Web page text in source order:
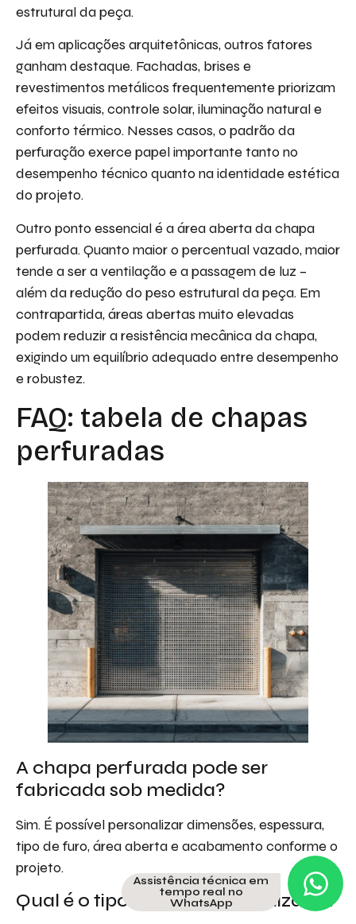
estrutural da peça.
Já em aplicações arquitetônicas, outros fatores
ganham destaque. Fachadas, brises e
revestimentos metálicos frequentemente priorizam
efeitos visuais, controle solar, iluminação natural e
conforto térmico. Nesses casos, o padrão da
perfuração exerce papel importante tanto no
desempenho técnico quanto na identidade estética
do projeto.
Outro ponto essencial é a área aberta da chapa
perfurada. Quanto maior o percentual vazado, maior
tende a ser a ventilação e a passagem de luz –
além da redução do peso estrutural da peça. Em
contrapartida, áreas abertas muito elevadas
podem reduzir a resistência mecânica da chapa,
exigindo um equilíbrio adequado entre desempenho
e robustez.
FAQ: tabela de chapas
perfuradas
A chapa perfurada pode ser
fabricada sob medida?
Sim. É possível personalizar dimensões, espessura,
tipo de furo, área aberta e acabamento conforme o
projeto.
Qual é o tipo de furo mais utilizado?
Assistência técnica em
tempo real no
WhatsApp